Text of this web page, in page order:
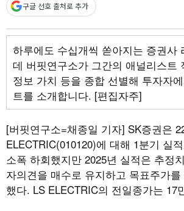
구글 선호 출처로 추가
하루에도 수십개씩 쏟아지는 증권사
데 버핏연구소가 그간의 애널리스트
정보 가치 등을 종합 선별해 투자자
트를 소개합니다. [편집자주]
[버핏연구소=채종일 기자] SK증권은
ELECTRIC(010120)에 대해 1분기 실
소폭 하회했지만 2025년 실적은 추정
자의견을 매수로 유지하고 목표주가
했다. LS ELECTRIC의 전일종가는 17